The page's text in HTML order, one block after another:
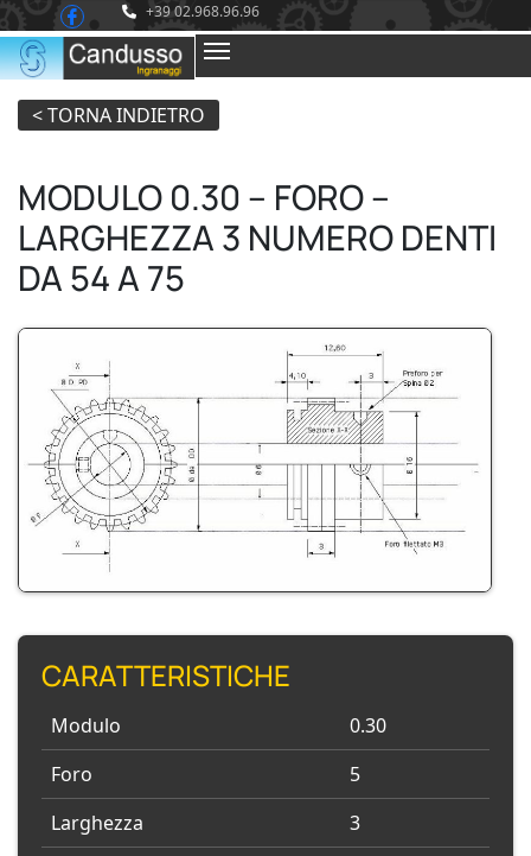
+39 02.968.96.96
MODULO 0.30 – FORO –
LARGHEZZA 3 NUMERO DENTI
DA 54 A 75
CARATTERISTICHE
Modulo
0.30
Foro
5
Larghezza
3